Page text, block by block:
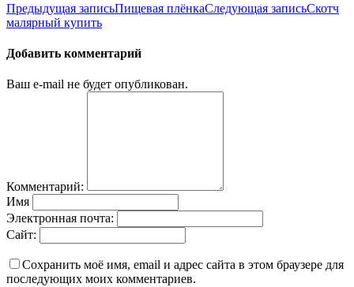
Предыдущая записьПищевая плёнкаСледующая записьСкотч
малярный купить
Добавить комментарий
Ваш e-mail не будет опубликован.
Комментарий:
Имя
Электронная почта:
Сайт:
Сохранить моё имя, email и адрес сайта в этом браузере для
последующих моих комментариев.